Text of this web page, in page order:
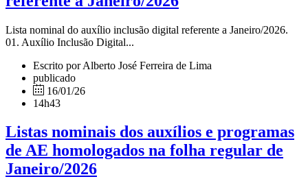
Lista nominal do auxílio inclusão digital referente a Janeiro/2026.
01. Auxílio Inclusão Digital...
Escrito por Alberto José Ferreira de Lima
publicado
16/01/26
14h43
Listas nominais dos auxílios e programas
de AE homologados na folha regular de
Janeiro/2026